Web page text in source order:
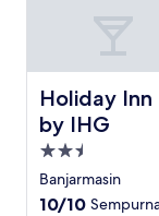
Holiday Inn
by IHG
Holiday Inn
Properti
bintang
2.5
Banjarmasin
10.0
10/10